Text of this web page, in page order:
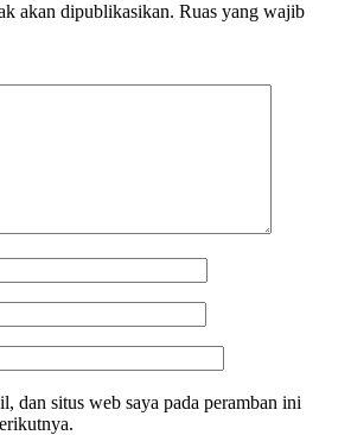
akan dipublikasikan. Ruas yang wajib
dan situs web saya pada peramban ini